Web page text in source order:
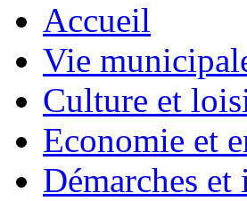
Accueil
Vie
Culture et
Economie et
Démarches